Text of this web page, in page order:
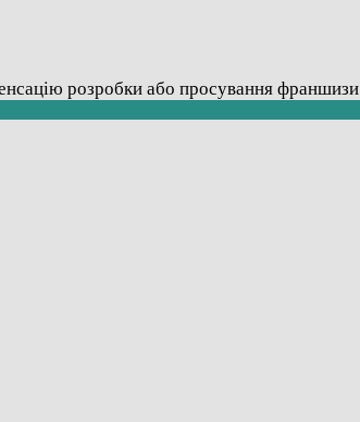
розробки або просування франшизи